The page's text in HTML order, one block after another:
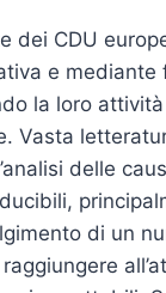
dei CDU
e mediante
la loro attività
Vasta
delle
di un